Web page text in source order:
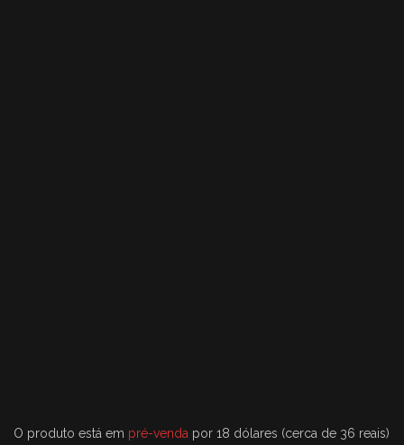
O produto está em pré-venda por 18 dólares (cerca de 36 reais)